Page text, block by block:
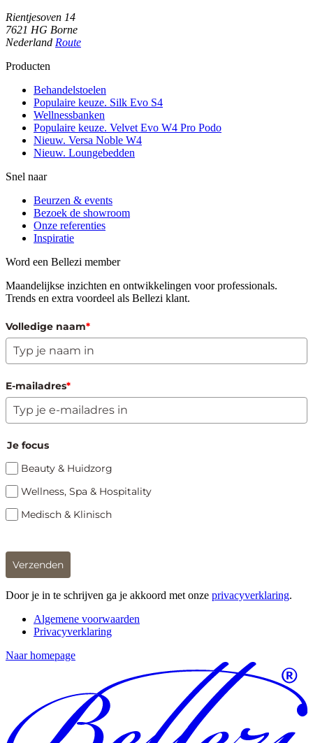
Rientjesoven 14
7621 HG Borne
Nederland Route
Producten
Behandelstoelen
Populaire keuze. Silk Evo S4
Wellnessbanken
Populaire keuze. Velvet Evo W4 Pro Podo
Nieuw. Versa Noble W4
Nieuw. Loungebedden
Snel naar
Beurzen & events
Bezoek de showroom
Onze referenties
Inspiratie
Word een Bellezi member
Maandelijkse inzichten en ontwikkelingen voor professionals.
Trends en extra voordeel als Bellezi klant.
Volledige naam*
E-mailadres*
Je focus
Beauty & Huidzorg
Wellness, Spa & Hospitality
Medisch & Klinisch
Verzenden
Door je in te schrijven ga je akkoord met onze privacyverklaring.
Algemene voorwaarden
Privacyverklaring
Naar homepage